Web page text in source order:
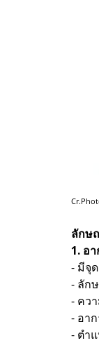
ลักษ
1. อ
- มีจุ
- ลัก
- คว
- อา
- ตำ